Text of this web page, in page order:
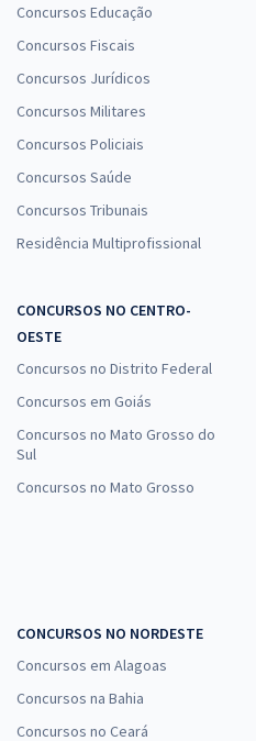
Concursos Educação
Concursos Fiscais
Concursos Jurídicos
Concursos Militares
Concursos Policiais
Concursos Saúde
Concursos Tribunais
Residência Multiprofissional
CONCURSOS NO CENTRO-
OESTE
Concursos no Distrito Federal
Concursos em Goiás
Concursos no Mato Grosso do
Sul
Concursos no Mato Grosso
CONCURSOS NO NORDESTE
Concursos em Alagoas
Concursos na Bahia
Concursos no Ceará